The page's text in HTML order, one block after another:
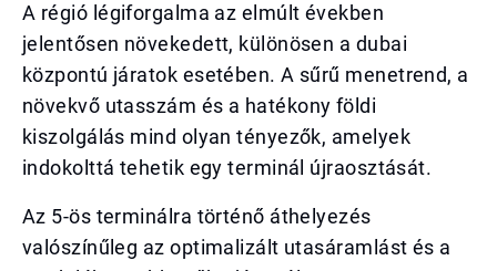
A régió légiforgalma az elmúlt években
jelentősen növekedett, különösen a dubai
központú járatok esetében. A sűrű menetrend, a
növekvő utasszám és a hatékony földi
kiszolgálás mind olyan tényezők, amelyek
indokolttá tehetik egy terminál újraosztását.
Az 5-ös terminálra történő áthelyezés
valószínűleg az optimalizált utasáramlást és a